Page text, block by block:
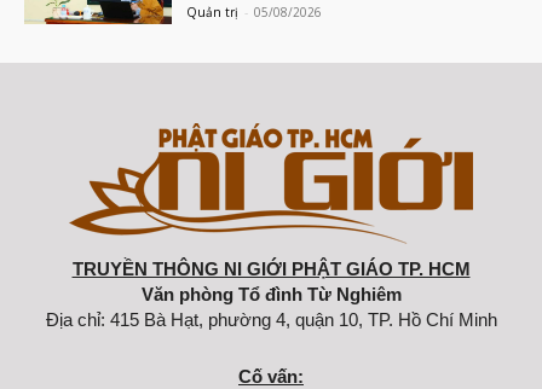
Quản trị - 05/08/2026
TRUYỀN THÔNG NI GIỚI PHẬT GIÁO TP. HCM
Văn phòng Tổ đình Từ Nghiêm
Địa chỉ: 415 Bà Hạt, phường 4, quận 10, TP. Hồ Chí Minh
Cố vấn: